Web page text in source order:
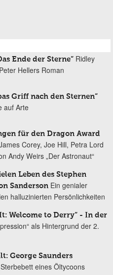
Ende der Sterne“ Ridley
Hellers Roman
Griff nach den Sternen“
auf Arte
für den Dragon Award
Corey, Joe Hill, Petra Lord
Andy Weirs „Der Astronaut“
Leben des Stephen
Sanderson Ein genialer
halluzinierten Persönlichkeiten
Welcome to Derry“ - In der
als Hintergrund der 2.
George Saunders
eines Öltycoons